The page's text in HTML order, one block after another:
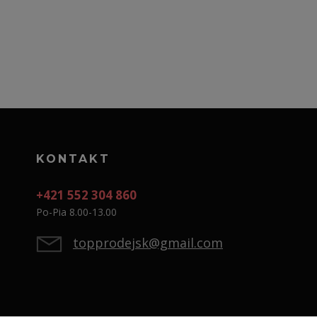
KONTAKT
+421 552 304 860
Po-Pia 8.00-13.00
topprodejsk@gmail.com